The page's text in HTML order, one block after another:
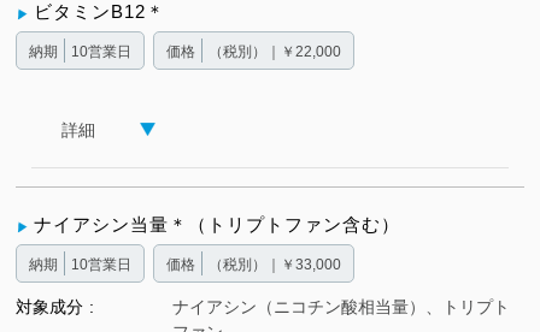
ビタミンB12＊
納期 10営業日 価格 （税別）｜￥22,000
詳細
ナイアシン当量＊（トリプトファン含む）
納期 10営業日 価格 （税別）｜￥33,000
対象成分
ナイアシン（ニコチン酸相当量）、トリプト